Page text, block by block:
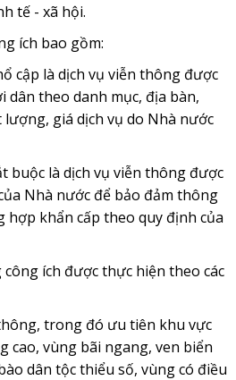
tế - xã hội.
ích bao gồm:
cập là dịch vụ viễn thông được
dân theo danh mục, địa bàn,
giá dịch vụ do Nhà nước
buộc là dịch vụ viễn thông được
Nhà nước để bảo đảm thông
khẩn cấp theo quy định của
ích được thực hiện theo các
trong đó ưu tiên khu vực
cao, vùng bãi ngang, ven biển
dân tộc thiểu số, vùng có điều